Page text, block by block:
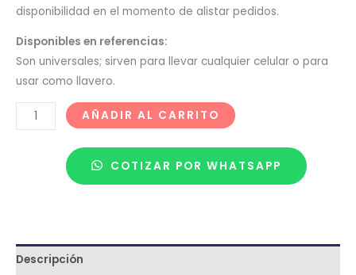
disponibilidad en el momento de alistar pedidos.
Disponibles en referencias:
Son universales; sirven para llevar cualquier celular o para
usar como llavero.
AÑADIR AL CARRITO
COTIZAR POR WHATSAPP
Descripción